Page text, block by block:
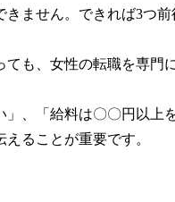
ません。できれば3つ
も、女性の転職を専門
、「給料は〇〇円以上
ることが重要です。